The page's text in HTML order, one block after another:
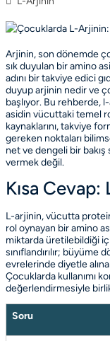
Arjinin, son dönemde
sık duyulan bir amino
adını bir takviye edici
duyuparjinin nedirve
başlıyor. Bu rehberde,
asidin vücuttaki temel
kaynaklarını, takviye
gereken noktaları
net ve dengeli bir
vermek değil.
Kısa
L-arjinin, vücutta
rol oynayan bir amino
miktarda üretilebildiği
sınıflandırılır;
evrelerinde diyetle
Çocuklarda kullanımı
değerlendirmesiyle
Soru